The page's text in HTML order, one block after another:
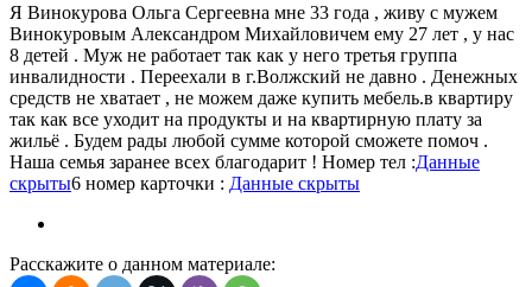
Я Винокурова Ольга Сергеевна мне 33 года , живу с мужем
Винокуровым Александром Михайловичем ему 27 лет , у нас
8 детей . Муж не работает так как у него третья группа
инвалидности . Переехали в г.Волжский не давно . Денежных
средств не хватает , не можем даже купить мебель.в квартиру
так как все уходит на продукты и на квартирную плату за
жильё . Будем рады любой сумме которой сможете помоч .
Наша семья заранее всех благодарит ! Номер тел :Данные
скрыты6 номер карточки : Данные скрыты
Расскажите о данном материале: